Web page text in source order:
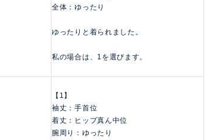
全体：ゆったり
ゆったりと着られました。
私の場合は、1を選びます。
【1】
袖丈：手首位
着丈：ヒップ真ん中位
腕周り：ゆったり